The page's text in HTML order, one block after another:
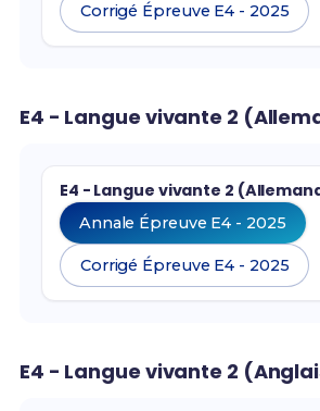
Corrigé Épreuve E4 - 2025
E4 - Langue vivante 2
E4 - Langue vivante 2
Annale Épreuve E4 - 2025
Corrigé Épreuve E4 - 2025
E4 - Langue vivante 2